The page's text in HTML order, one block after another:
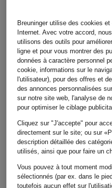
en soie
VERIA
avec
plissés
Meilleur
949,99 €
Breuninger utilise des cookies
Internet. Avec votre accord,
utilisons des outils pour
ligne et pour vous montrer des
données à caractère personnel
cookie, informations sur le
l'utilisateur), pour des offres et
des annonces personnalisées
sur notre site web, l'analyse de
pour optimiser le ciblage
Cliquez sur "J'accepte" pour
directement sur le site; ou sur
description détaillée des
utilisés, ainsi que pour faire un
Vous pouvez à tout moment
sélectionnés (par ex. dans le
toutefois aucun effet sur